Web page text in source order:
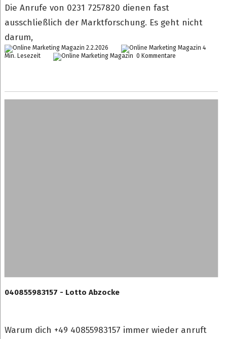
Die Anrufe von 0231 7257820 dienen fast
ausschließlich der Marktforschung. Es geht nicht
darum,
2.2.2026
4
Min. Lesezeit
0 Kommentare
040855983157 - Lotto Abzocke
Warum dich +49 40855983157 immer wieder anruft